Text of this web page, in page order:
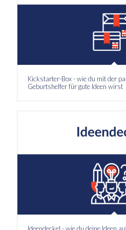
Kickstarter-Box - wie du mit der
Geburtshelfer für gute Ideen wirst